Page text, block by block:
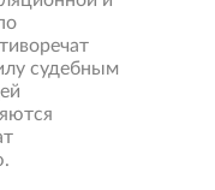
судебным